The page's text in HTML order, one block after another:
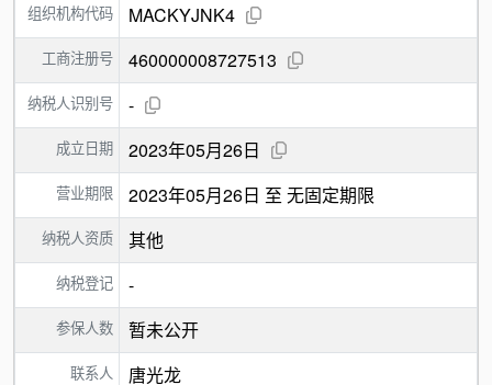
组织机构代码 MACKYJNK4
工商注册号 460000008727513
纳税人识别号 -
成立日期 2023年05月26日
营业期限 2023年05月26日 至 无固定期限
纳税人资质 其他
纳税登记 -
参保人数 暂未公开
联系人 唐光龙